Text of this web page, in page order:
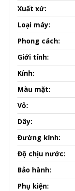
Xuất xứ:
Loại máy:
Phong cách:
Giới tính:
Kính:
Màu mặt:
Vỏ:
Dây:
Đường kính:
Độ chịu nước:
Bảo hành:
Phụ kiện: